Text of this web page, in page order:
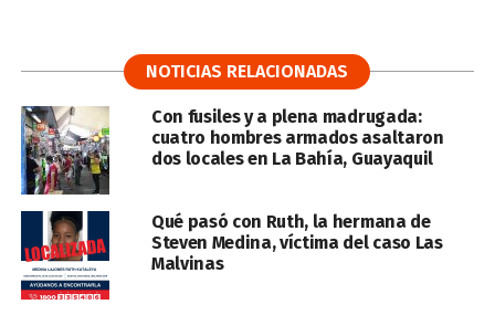
NOTICIAS RELACIONADAS
Con fusiles y a plena madrugada:
cuatro hombres armados asaltaron
dos locales en La Bahía, Guayaquil
Qué pasó con Ruth, la hermana de
Steven Medina, víctima del caso Las
Malvinas